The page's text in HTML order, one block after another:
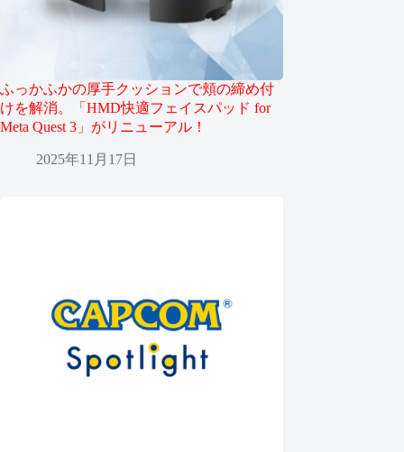
ふっかふかの厚手クッションで頬の締め付
けを解消。「HMD快適フェイスパッド for
Meta Quest 3」がリニューアル！
2025年11月17日